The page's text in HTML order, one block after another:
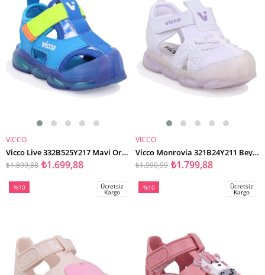
SEPETE EKLE
VİCCO
Vicco Live 332B525Y217 Mavi Ortopedik Günlük Işıklı Erkek Çocuk Spor Sandalet
₺1.699,88
₺1.899,88
SEPETE EKLE
VİCCO
Vicco Monrovia 321B24Y211 Beyaz Ortopedik Günlük Işıklı Kız Çocuk Spor Sandalet
₺1.799,88
₺1.999,99
%10
Ücretsiz
Kargo
%10
Ücretsiz
Kargo